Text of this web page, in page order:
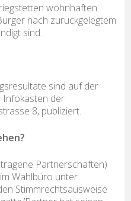
wohnhaften
nach zurückgelegtem
sind.
sind auf der
Infokasten der
8, publiziert.
Partnerschaften)
Wahlbüro unter
Stimmrechtsausweise